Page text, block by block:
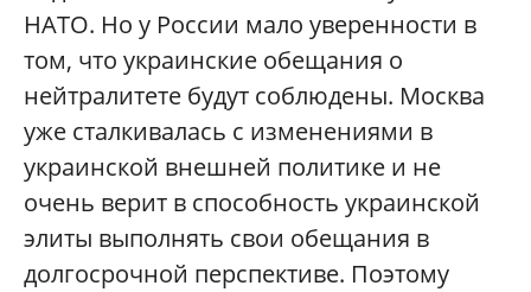
НАТО. Но у России мало уверенности в
том, что украинские обещания о
нейтралитете будут соблюдены. Москва
уже сталкивалась с изменениями в
украинской внешней политике и не
очень верит в способность украинской
элиты выполнять свои обещания в
долгосрочной перспективе. Поэтому